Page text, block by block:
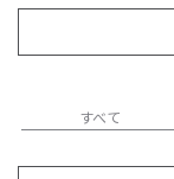
すべて